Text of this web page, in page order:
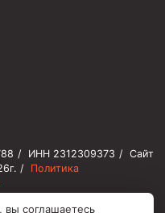
/ ИНН 2312309373 / Сайт
/
Политика
вы соглашаетесь